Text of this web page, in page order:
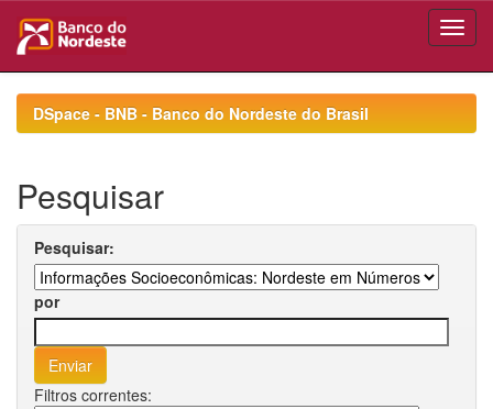
navigationDSpace - BNB - Banco do Nordeste do Brasil
Pesquisar
Pesquisar:
por
Filtros correntes: